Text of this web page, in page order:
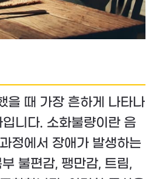
을 때 가장 흔하게 나타나
니다. 소화불량이란 음
정에서 장애가 발생하는
불편감, 팽만감, 트림,